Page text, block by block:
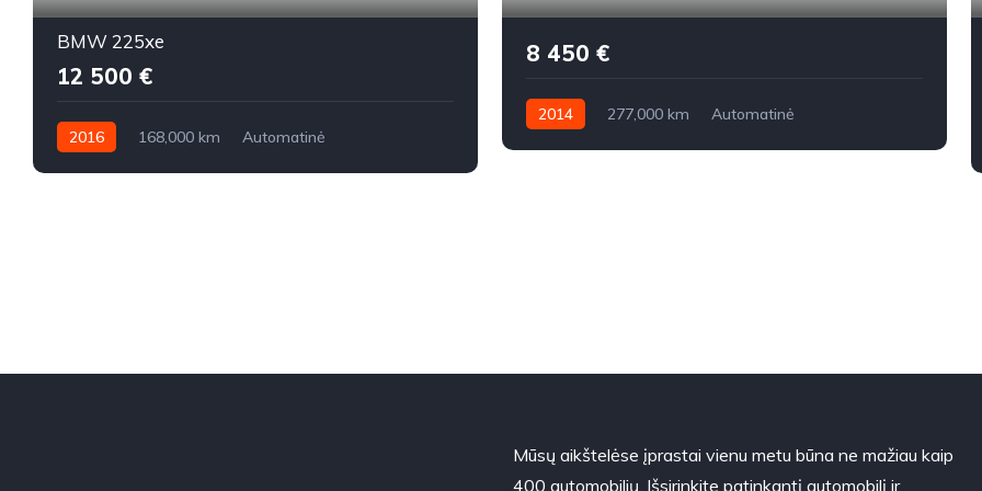
BMW 225xe
12 500 €
2016 168,000 km
Automatinė
8 450 €
2014 277,000 km
Automatinė
Mūsų aikštelėse įprastai vienu metu būna ne mažiau kaip
400 automobilių. Išsirinkite patinkantį automobilį ir